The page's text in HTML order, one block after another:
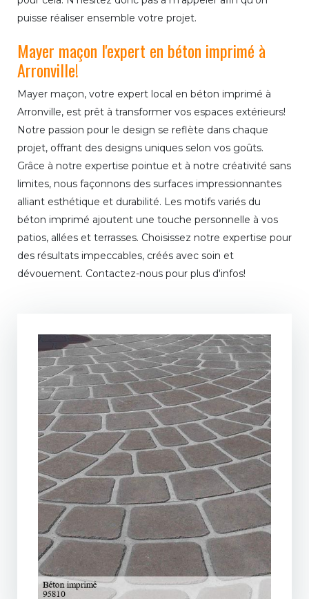
puisse réaliser ensemble votre projet.
Mayer maçon l'expert en béton imprimé à
Arronville!
Mayer maçon, votre expert local en béton imprimé à
Arronville, est prêt à transformer vos espaces extérieurs!
Notre passion pour le design se reflète dans chaque
projet, offrant des designs uniques selon vos goûts.
Grâce à notre expertise pointue et à notre créativité sans
limites, nous façonnons des surfaces impressionnantes
alliant esthétique et durabilité. Les motifs variés du
béton imprimé ajoutent une touche personnelle à vos
patios, allées et terrasses. Choisissez notre expertise pour
des résultats impeccables, créés avec soin et
dévouement. Contactez-nous pour plus d'infos!